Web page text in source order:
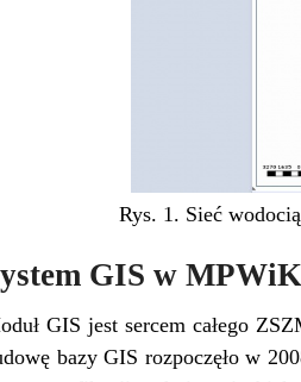
Rys. 1. Sieć
GIS w
GIS jest sercem całego
bazy GIS rozpoczęło w